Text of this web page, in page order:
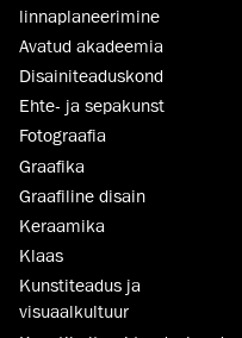
linnaplaneerimine
Avatud akadeemia
Disaini­­teaduskond
Ehte- ja sepakunst
Fotograafia
Graafika
Graafiline disain
Keraamika
Klaas
Kunstiteadus ja
visuaalkultuur